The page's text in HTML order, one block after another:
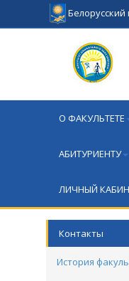
О ФАКУЛЬТЕТЕ
АБИТУРИЕНТУ
ЛИЧНЫЙ
Контакты
История